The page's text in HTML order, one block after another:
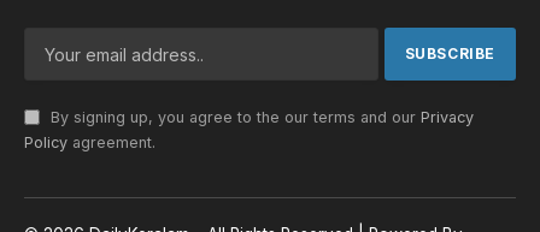
By signing up, you agree to the our terms and our Privacy
Policy agreement.